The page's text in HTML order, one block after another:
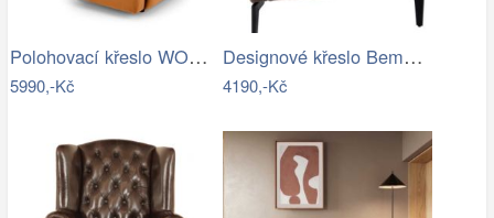
Polohovací křeslo WONDER Halmar
5990,-Kč
Designové křeslo Bemode hnědá/černá
4190,-Kč